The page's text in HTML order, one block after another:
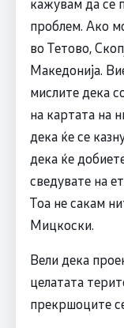
проблем. Ако
во Тетово,
Македонија.
мислите дека
на картата на
дека ќе се
дека ќе
сведувате на
Тоа не сакам
Мицкоски.
Вели дека
целатата
прекршоците